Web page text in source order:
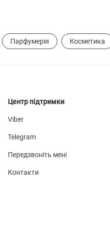
Парфумерія Косметика
Центр підтримки
Viber
Telegram
Передзвоніть мені
Контакти